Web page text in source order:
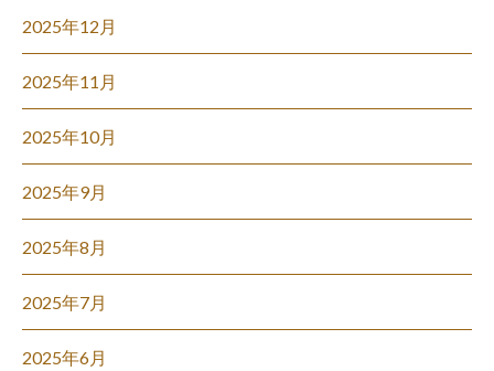
2025年12月
2025年11月
2025年10月
2025年9月
2025年8月
2025年7月
2025年6月